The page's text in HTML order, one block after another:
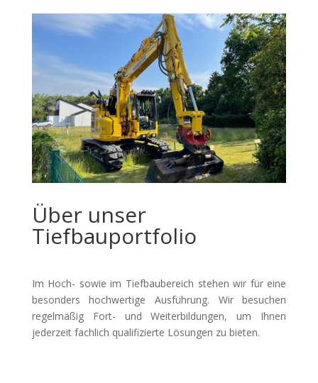
Über unser
Tiefbauportfolio
Im Hoch- sowie im Tiefbaubereich stehen wir für eine
besonders hochwertige Ausführung. Wir besuchen
regelmäßig Fort- und Weiterbildungen, um Ihnen
jederzeit fachlich qualifizierte Lösungen zu bieten.